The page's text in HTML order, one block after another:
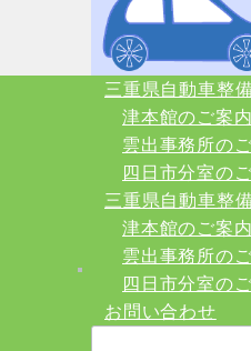
三重県自動車整
津本館のご案内
雲出事務所の
四日市分室の
三重県自動車整
津本館のご案内
雲出事務所の
四日市分室の
お問い合わせ